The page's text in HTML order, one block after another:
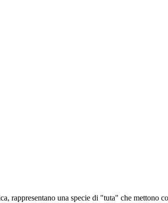
rappresentano una specie di "tuta" che mettono